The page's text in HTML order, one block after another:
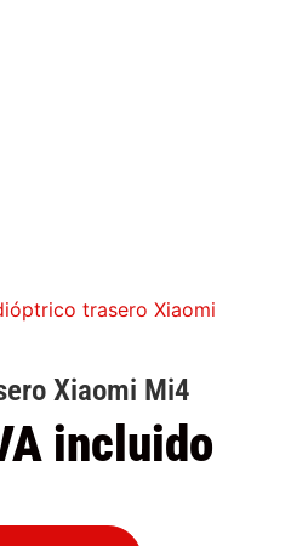
trasero Xiaomi
Xiaomi Mi4
incluido